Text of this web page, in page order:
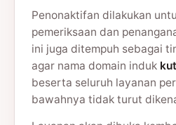
Penonaktifan dilakukan
pemeriksaan dan
ini juga ditempuh sebagai
agar nama domain induk
beserta seluruh layanan
bawahnya tidak turut